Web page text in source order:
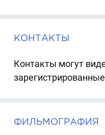
КОНТАКТЫ
Контакты могут
ФИЛЬМОГРАФИЯ